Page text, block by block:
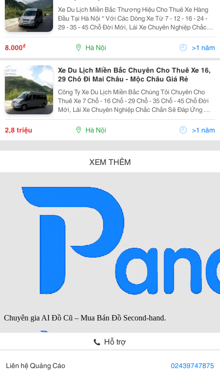
Xe Du Lịch Miền Bắc Thương Hiệu Cho Thuê Xe Hàng
Đầu Tại Hà Nội * Với Các Dòng Xe Từ 7 - 12 - 16 - 24 -
29 - 35 - 45 Chỗ Đời Mới, Lái Xe Chuyên Nghiệp Chắc
Chắn Sẽ Đáp Ứng Mọi Nhu Cầu Thuê Xe Của Cá Nhân,
8.000₫ Hà Nội >1 năm
Xe Du Lịch Miền Bắc Chuyên Cho Thuê Xe 16,
29 Chô Đi Mai Châu - Mộc Châu Giá Rẻ
Công Ty Xe Du Lịch Miền Bắc Chúng Tôi Chuyên Cho
Thuê Xe 7 Chỗ - 16 Chỗ - 29 Chỗ - 35 Chỗ - 45 Chỗ Đời
Mới, Lái Xe Chuyên Nghiệp Chắc Chắn Sẽ Đáp Ứng Mọi
Nhu Cầu Thuê Xe Của Cá Nhân- Gia Đình- Tập Thể, Cơ
Quan Đi Du Lịch , Thăm Quan Nghỉ Mát, Lễ Hội,
2,8 triệu Hà Nội >1 năm
XEM THÊM
Hỗ trợ
Liên hệ Quảng Cáo 02439747875